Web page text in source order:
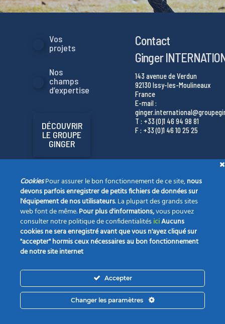
Vos
projets
Nos
champs
d’expertise
DÉCOUVRIR
LE GROUPE
GINGER
Contact
Ginger
143 avenue de Verdun
92130 Issy-les-Moulineaux
France
E-mail :
T : +33 (0)1 46 94 98 81
F : +33 (0)1 46 10 25 25
Notre actualité Opportunités Contact
INTERNATIONAL 2022 |MENTIONS LÉGALES|
CookiesPour assurer le bon fonctionnement de ce site,nous
devons parfois enregistrer de petits fichiers de données sur
l'équipement de nos utilisateurs. La plupart des grands sites
web font de même.Pour plus d'informations,vous pouvez
consulter notre politique de confidentialitésiciAucuns
cookies ne sera enregistré avant que vous n'ayez cliqué sur
"accepter" hormis ceux nécessaires au bon fonctionnement
de notre site internet
Accepter
Changer les paramètres